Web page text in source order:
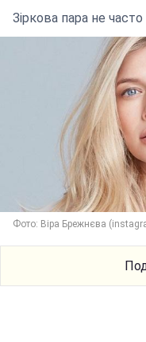
Зіркова пара не
Фото: Віра Брежнєва